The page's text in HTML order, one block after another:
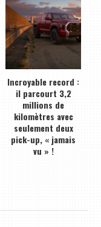
Incroyable record :
il parcourt 3,2
millions de
kilomètres avec
seulement deux
pick-up, « jamais
vu » !